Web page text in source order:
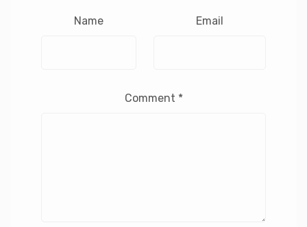
Name Email
Comment *